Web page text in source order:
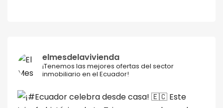
elmesdelavivienda
¡Tenemos las mejores ofertas del sector
inmobiliario en el Ecuador!